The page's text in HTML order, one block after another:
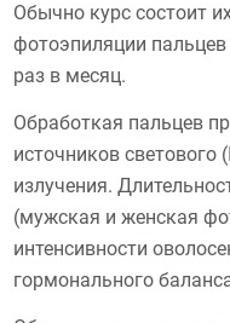
Обычно курс состоит
фотоэпиляции
раз в месяц.
Обработкая пальцев
источников светового
излучения.
(мужская и женская
интенсивности
гормонального